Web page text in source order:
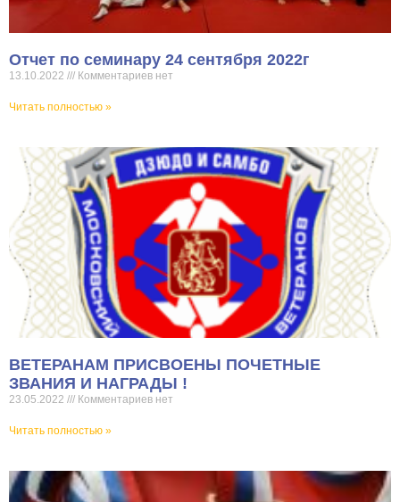
Отчет по семинару 24 сентября 2022г
13.10.2022 Комментариев нет
Читать полностью »
ВЕТЕРАНАМ ПРИСВОЕНЫ ПОЧЕТНЫЕ
ЗВАНИЯ И НАГРАДЫ !
23.05.2022 Комментариев нет
Читать полностью »